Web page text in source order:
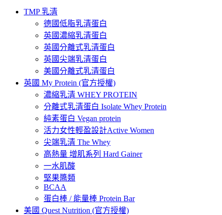
TMP 乳清
德國低脂乳清蛋白
英國濃縮乳清蛋白
英國分離式乳清蛋白
英國尖端乳清蛋白
美國分離式乳清蛋白
英國 My Protein (官方授權)
濃縮乳清 WHEY PROTEIN
分離式乳清蛋白 Isolate Whey Protein
純素蛋白 Vegan protein
活力女性輕盈設計Active Women
尖端乳清 The Whey
高熱量 增肌系列 Hard Gainer
一水肌酸
堅果醬類
BCAA
蛋白棒 / 能量棒 Protein Bar
美國 Quest Nutrition (官方授權)